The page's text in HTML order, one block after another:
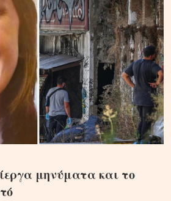
μηνύματα και το